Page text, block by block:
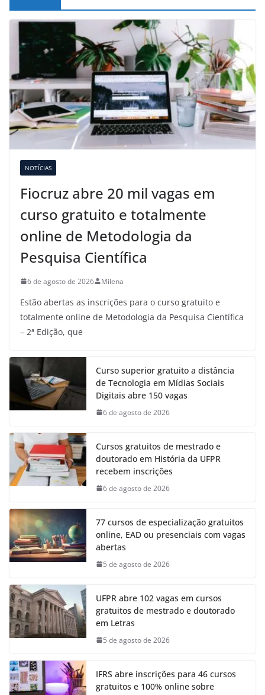
NOTÍCIAS
Fiocruz abre 20 mil vagas em
curso gratuito e totalmente
online de Metodologia da
Pesquisa Científica
6 de agosto de 2026 Milena
Estão abertas as inscrições para o curso gratuito e
totalmente online de Metodologia da Pesquisa Científica
– 2ª Edição, que
Curso superior gratuito a distância
de Tecnologia em Mídias Sociais
Digitais abre 150 vagas
6 de agosto de 2026
Cursos gratuitos de mestrado e
doutorado em História da UFPR
recebem inscrições
6 de agosto de 2026
77 cursos de especialização gratuitos
online, EAD ou presenciais com vagas
abertas
5 de agosto de 2026
UFPR abre 102 vagas em cursos
gratuitos de mestrado e doutorado
em Letras
5 de agosto de 2026
IFRS abre inscrições para 46 cursos
gratuitos e 100% online sobre